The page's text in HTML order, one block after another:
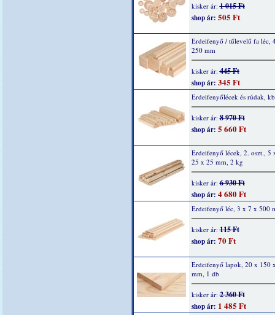
kisker ár:1 015 Ft
shop ár: 505 Ft
Erdeifenyő / tűlevelű fa léc,
250 mm
kisker ár:445 Ft
shop ár: 345 Ft
Erdeifenyőlécek és rúdak,
kisker ár:8 970 Ft
shop ár: 5 660 Ft
Erdeifenyő lécek, 2. oszt., 5
25 x 25 mm, 2 kg
kisker ár:6 930 Ft
shop ár: 4 680 Ft
Erdeifenyő léc, 3 x 7 x 500
kisker ár:115 Ft
shop ár: 70 Ft
Erdeifenyő lapok, 20 x 150
mm, 1 db
kisker ár:2 360 Ft
shop ár: 1 485 Ft